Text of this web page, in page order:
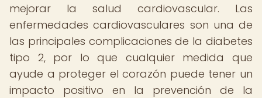
mejorar la salud cardiovascular. Las
enfermedades cardiovasculares son una de
las principales complicaciones de la diabetes
tipo 2, por lo que cualquier medida que
ayude a proteger el corazón puede tener un
impacto positivo en la prevención de la